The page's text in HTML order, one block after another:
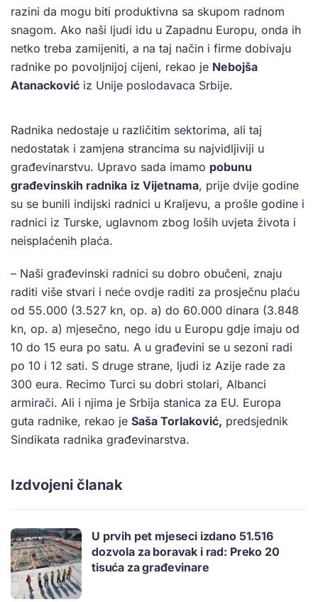
razini da mogu biti produktivna sa skupom radnom
snagom. Ako naši ljudi idu u Zapadnu Europu, onda ih
netko treba zamijeniti, a na taj način i firme dobivaju
radnike po povoljnijoj cijeni, rekao je Nebojša
Atanacković iz Unije poslodavaca Srbije.
Radnika nedostaje u različitim sektorima, ali taj
nedostatak i zamjena strancima su najvidljiviji u
građevinarstvu. Upravo sada imamo pobunu
građevinskih radnika iz Vijetnama, prije dvije godine
su se bunili indijski radnici u Kraljevu, a prošle godine i
radnici iz Turske, uglavnom zbog loših uvjeta života i
neisplaćenih plaća.
– Naši građevinski radnici su dobro obučeni, znaju
raditi više stvari i neće ovdje raditi za prosječnu plaću
od 55.000 (3.527 kn, op. a) do 60.000 dinara (3.848
kn, op. a) mjesečno, nego idu u Europu gdje imaju od
10 do 15 eura po satu. A u građevini se u sezoni radi
po 10 i 12 sati. S druge strane, ljudi iz Azije rade za
300 eura. Recimo Turci su dobri stolari, Albanci
armirači. Ali i njima je Srbija stanica za EU. Europa
guta radnike, rekao je Saša Torlaković, predsjednik
Sindikata radnika građevinarstva.
Izdvojeni članak
U prvih pet mjeseci izdano 51.516
dozvola za boravak i rad: Preko 20
tisuća za građevinare